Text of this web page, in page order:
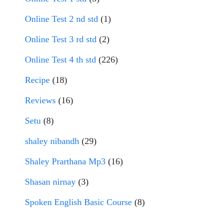
Online Test 2 nd std (1)
Online Test 3 rd std (2)
Online Test 4 th std (226)
Recipe (18)
Reviews (16)
Setu (8)
shaley nibandh (29)
Shaley Prarthana Mp3 (16)
Shasan nirnay (3)
Spoken English Basic Course (8)